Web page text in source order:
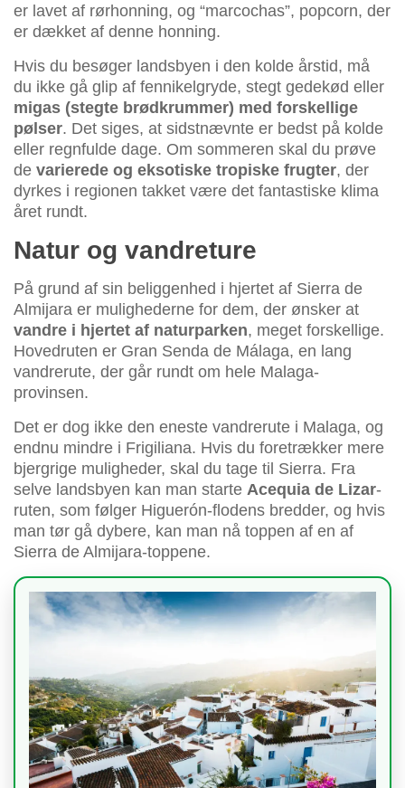
er lavet af rørhonning, og “marcochas”, popcorn, der
er dækket af denne honning.
Hvis du besøger landsbyen i den kolde årstid, må
du ikke gå glip af fennikelgryde, stegt gedekød eller
migas (stegte brødkrummer) med forskellige
pølser. Det siges, at sidstnævnte er bedst på kolde
eller regnfulde dage. Om sommeren skal du prøve
de varierede og eksotiske tropiske frugter, der
dyrkes i regionen takket være det fantastiske klima
året rundt.
Natur og vandreture
På grund af sin beliggenhed i hjertet af Sierra de
Almijara er mulighederne for dem, der ønsker at
vandre i hjertet af naturparken, meget forskellige.
Hovedruten er Gran Senda de Málaga, en lang
vandrerute, der går rundt om hele Malaga-
provinsen.
Det er dog ikke den eneste vandrerute i Malaga, og
endnu mindre i Frigiliana. Hvis du foretrækker mere
bjergrige muligheder, skal du tage til Sierra. Fra
selve landsbyen kan man starte Acequia de Lizar-
ruten, som følger Higuerón-flodens bredder, og hvis
man tør gå dybere, kan man nå toppen af en af
Sierra de Almijara-toppene.